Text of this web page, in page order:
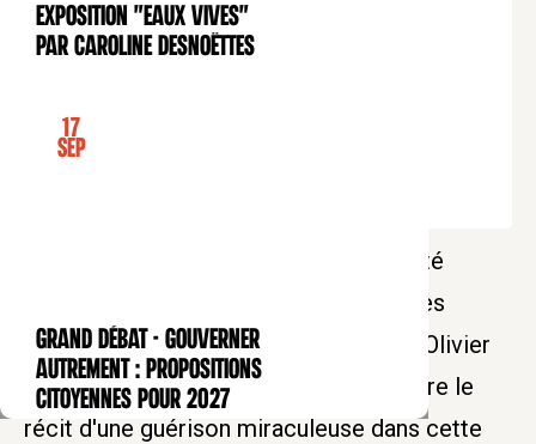
EXPOSITION
Exposition "Eaux Vives"
par Caroline Desnoëttes
CONFÉRENCE
17
Sep
GRAND DÉBAT - Gouverner
autrement : propositions
citoyennes pour 2027
Mardi30
.
01de12:45à13:45
Tarif normal : 10€
Les lépreux, grands exclus de la société
médiévale ? Médiéviste, spécialiste des
maladies et de la médecine, François-Olivier
Touati revient sur la symbolique derrière le
récit d'une guérison miraculeuse dans cette